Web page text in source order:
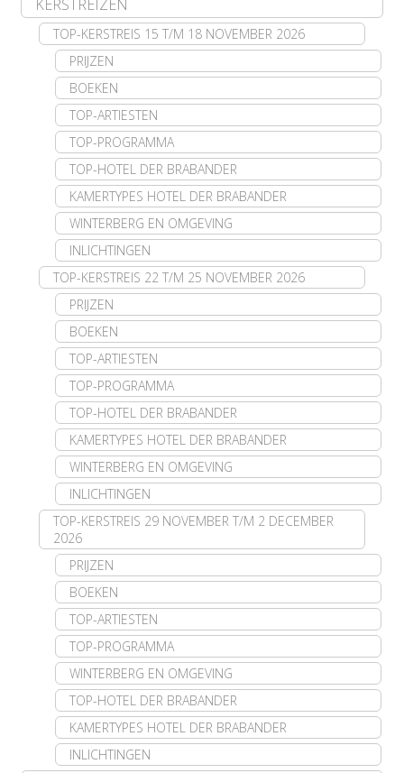
KERSTREIZEN
TOP-KERSTREIS 15 T/M 18 NOVEMBER 2026
PRIJZEN
BOEKEN
TOP-ARTIESTEN
TOP-PROGRAMMA
TOP-HOTEL DER BRABANDER
KAMERTYPES HOTEL DER BRABANDER
WINTERBERG EN OMGEVING
INLICHTINGEN
TOP-KERSTREIS 22 T/M 25 NOVEMBER 2026
PRIJZEN
BOEKEN
TOP-ARTIESTEN
TOP-PROGRAMMA
TOP-HOTEL DER BRABANDER
KAMERTYPES HOTEL DER BRABANDER
WINTERBERG EN OMGEVING
INLICHTINGEN
TOP-KERSTREIS 29 NOVEMBER T/M 2 DECEMBER
2026
PRIJZEN
BOEKEN
TOP-ARTIESTEN
TOP-PROGRAMMA
WINTERBERG EN OMGEVING
TOP-HOTEL DER BRABANDER
KAMERTYPES HOTEL DER BRABANDER
INLICHTINGEN